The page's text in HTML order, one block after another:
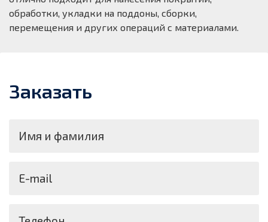
обработки, укладки на поддоны, сборки,
перемещения и других операций с материалами.
Заказать
Имя и фамилия
E-mail